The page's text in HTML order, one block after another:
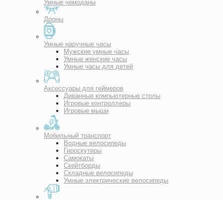
Умные чемоданы
Дроны
Умные наручные часы
Мужские умные часы
Умные женские часы
Умные часы для детей
Аксессуары для геймеров
Диванные компьютерные столы
Игровые контроллеры
Игровые мыши
Мобильный транспорт
Водные велосипеды
Гироскутеры
Самокаты
Скейтборды
Складные велосипеды
Умные электрические велосипеды